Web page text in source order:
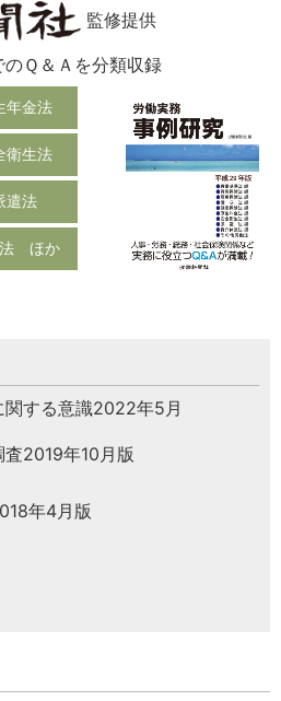
監修提供
Ｑ＆Ａを分類収録
年金法
衛生法
遣法
ほか
する意識2022年5月
2019年10月版
年4月版